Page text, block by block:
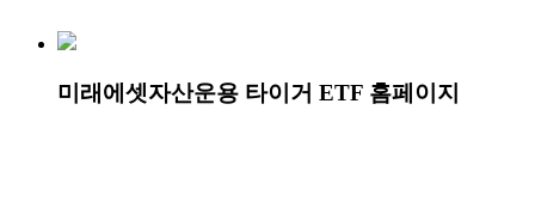
미래에셋자산운용 타이거 ETF 홈페이지